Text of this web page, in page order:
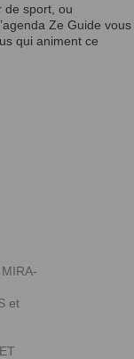
de sport, ou
Ze Guide vous
qui animent ce
et